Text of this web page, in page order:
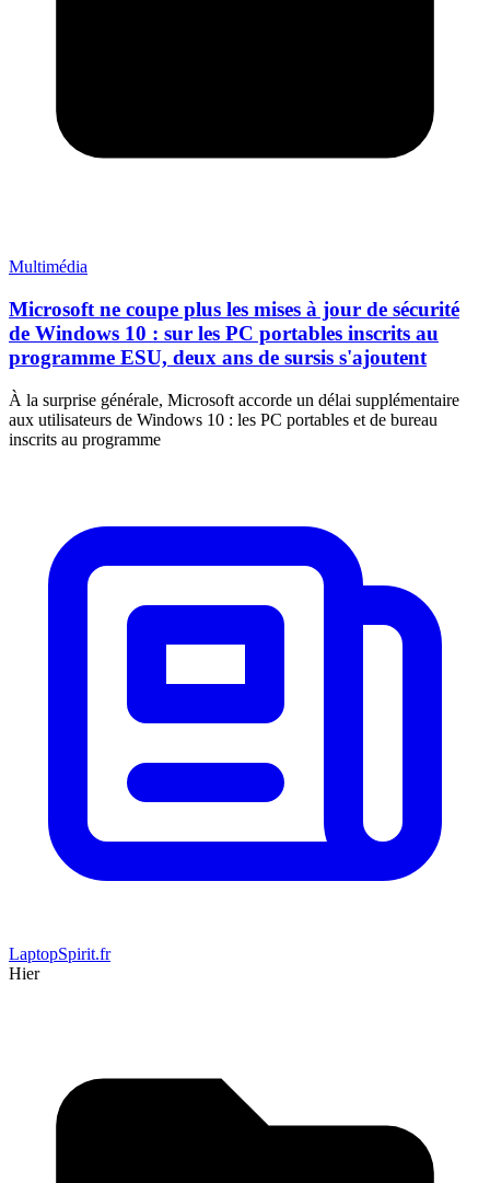
Multimédia
Microsoft ne coupe plus les mises à jour de sécurité
de Windows 10 : sur les PC portables inscrits au
programme ESU, deux ans de sursis s'ajoutent
À la surprise générale, Microsoft accorde un délai supplémentaire
aux utilisateurs de Windows 10 : les PC portables et de bureau
inscrits au programme
LaptopSpirit.fr
Hier